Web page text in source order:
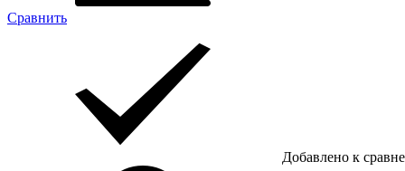
Сравнить
Добавлено к